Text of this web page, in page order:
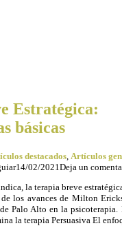
Estratégica:
básicas
destacados, Artículos
14/02/2021Deja un
la terapia breve
de los avances de Milton
Palo Alto en la psicoterapia.
la terapia Persuasiva El